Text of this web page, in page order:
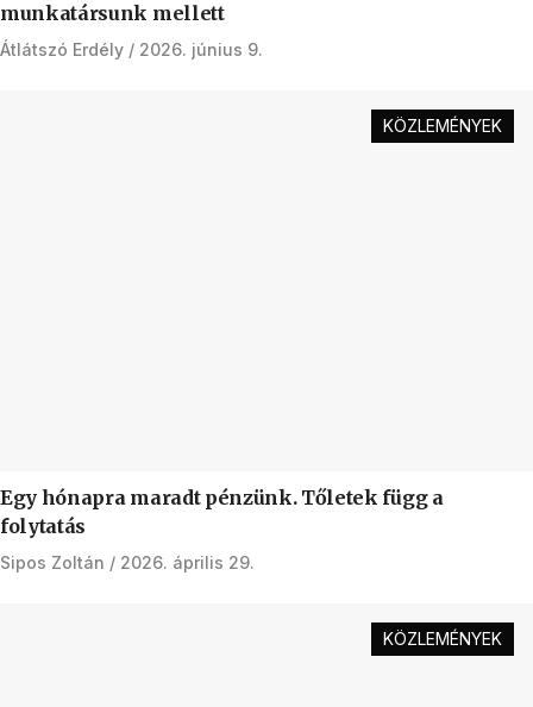
munkatársunk mellett
Átlátszó Erdély 2026. június 9.
KÖZLEMÉNYEK
Egy hónapra maradt pénzünk. Tőletek függ a
folytatás
Sipos Zoltán 2026. április 29.
KÖZLEMÉNYEK